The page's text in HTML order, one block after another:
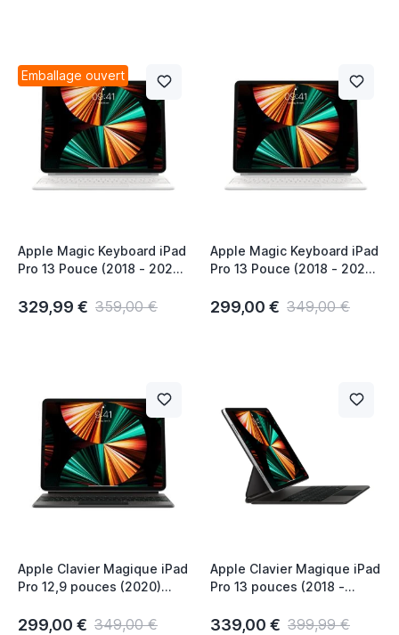
Emballage ouvert
Apple Magic Keyboard iPad
Pro 13 Pouce (2018 - 2022)
329,99 € 359,00 €
Apple Magic Keyboard iPad
Pro 13 Pouce (2018 - 2022)
299,00 € 349,00 €
Apple Clavier Magique iPad
Pro 12,9 pouces (2020)
299,00 € 349,00 €
Apple Clavier Magique iPad
Pro 13 pouces (2018 -
CHE (Clavier Suisse) Noir
339,00 € 399,99 €